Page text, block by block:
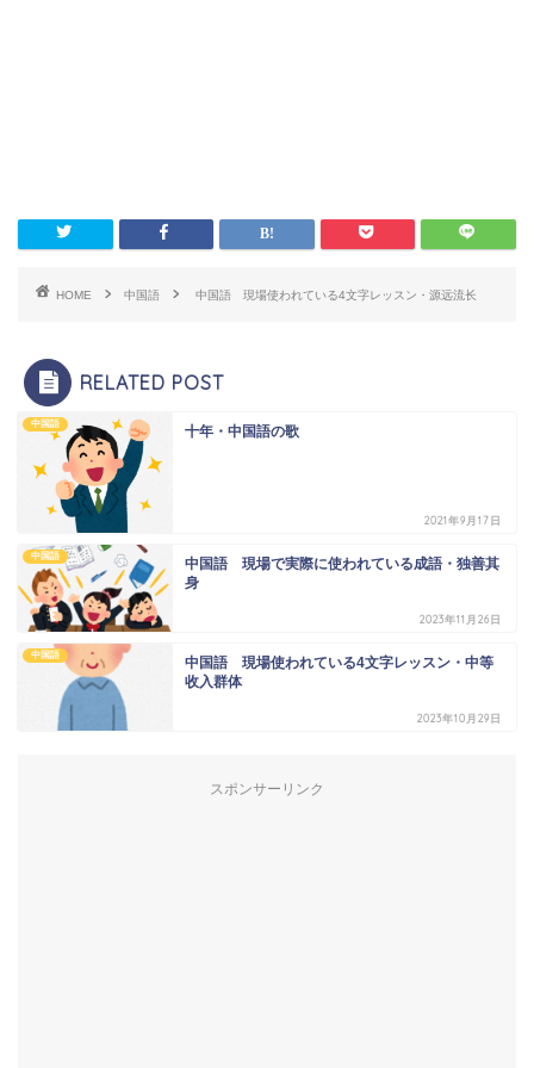
HOME 中国語 中国語 現場使われている4文字レッスン・源远流长
RELATED POST
中国語 十年・中国語の歌
2021年9月17日
中国語
中国語 現場で実際に使われている成語・独善其
身
2023年11月26日
中国語
中国語 現場使われている4文字レッスン・中等
收入群体
2023年10月29日
スポンサーリンク